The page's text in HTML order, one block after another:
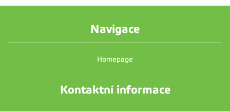
Navigace
Homepage
Kontaktní informace